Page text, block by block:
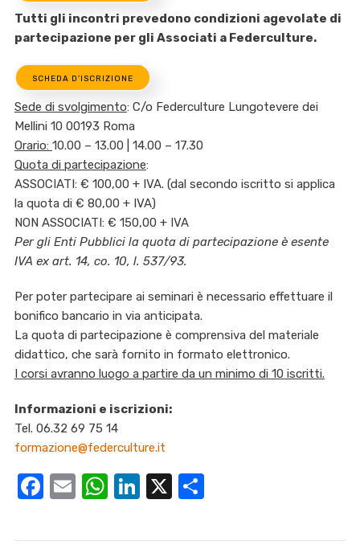
Tutti gli incontri prevedono condizioni agevolate di
partecipazione per gli Associati a Federculture.
SCHEDA D’ISCRIZIONE
Sede di svolgimento: C/o Federculture Lungotevere dei
Mellini 10 00193 Roma
Orario: 10.00 – 13.00 | 14.00 – 17.30
Quota di partecipazione:
ASSOCIATI: € 100,00 + IVA. (dal secondo iscritto si applica
la quota di € 80,00 + IVA)
NON ASSOCIATI: € 150,00 + IVA
Per gli Enti Pubblici la quota di partecipazione è esente
IVA ex art. 14, co. 10, l. 537/93.
Per poter partecipare ai seminari è necessario effettuare il
bonifico bancario in via anticipata.
La quota di partecipazione è comprensiva del materiale
didattico, che sarà fornito in formato elettronico.
I corsi avranno luogo a partire da un minimo di 10 iscritti.
Informazioni e iscrizioni:
Tel. 06.32 69 75 14
formazione@federculture.it
Facebook
EmailWhatsApp
LinkedIn
X Condividi